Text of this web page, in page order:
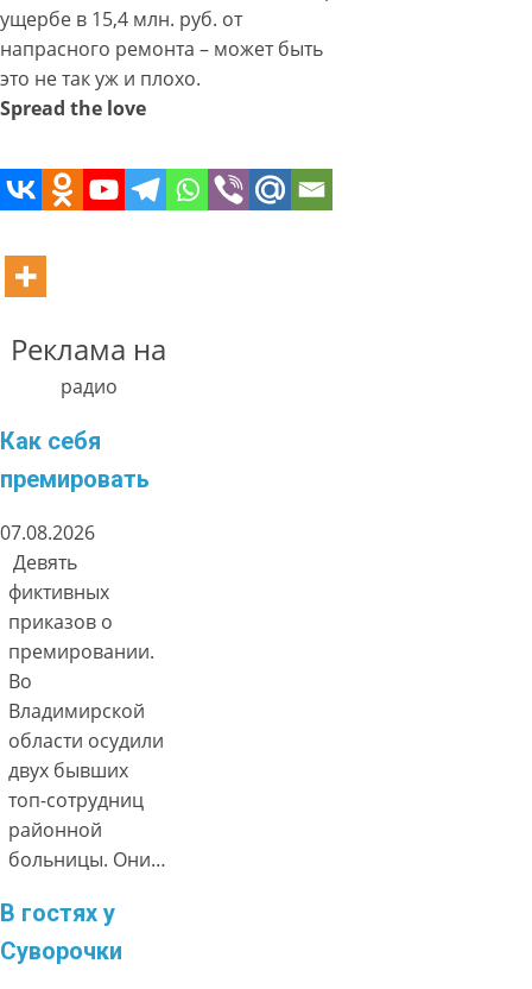
ущербе в 15,4 млн. руб. от
напрасного ремонта – может быть
это не так уж и плохо.
Spread the love
Реклама на
радио
Как себя
премировать
07.08.2026
Девять
фиктивных
приказов о
премировании.
Во
Владимирской
области осудили
двух бывших
топ-сотрудниц
районной
больницы. Они…
В гостях у
Суворочки